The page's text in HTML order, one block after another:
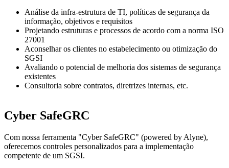
Análise da infra-estrutura de TI, políticas de segurança da
informação, objetivos e requisitos
Projetando estruturas e processos de acordo com a norma ISO
27001
Aconselhar os clientes no estabelecimento ou otimização do
SGSI
Avaliando o potencial de melhoria dos sistemas de segurança
existentes
Consultoria sobre contratos, diretrizes internas, etc.
Cyber SafeGRC
Com nossa ferramenta "Cyber SafeGRC" (powered by Alyne),
oferecemos controles personalizados para a implementação
competente de um SGSI.